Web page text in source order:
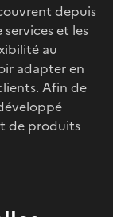
depuis
et les
au
adapter en
Afin de
de produits